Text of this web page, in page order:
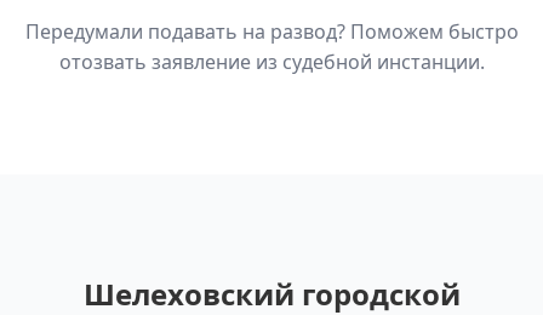
Передумали подавать на развод? Поможем быстро
отозвать заявление из судебной инстанции.
Шелеховский городской